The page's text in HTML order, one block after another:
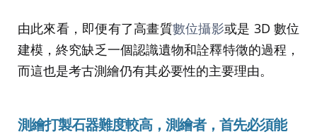
由此來看，即便有了高畫質數位攝影或是 3D 數位
建模，終究缺乏一個認識遺物和詮釋特徵的過程，
而這也是考古測繪仍有其必要性的主要理由。
測繪打製石器難度較高，測繪者，首先必須能